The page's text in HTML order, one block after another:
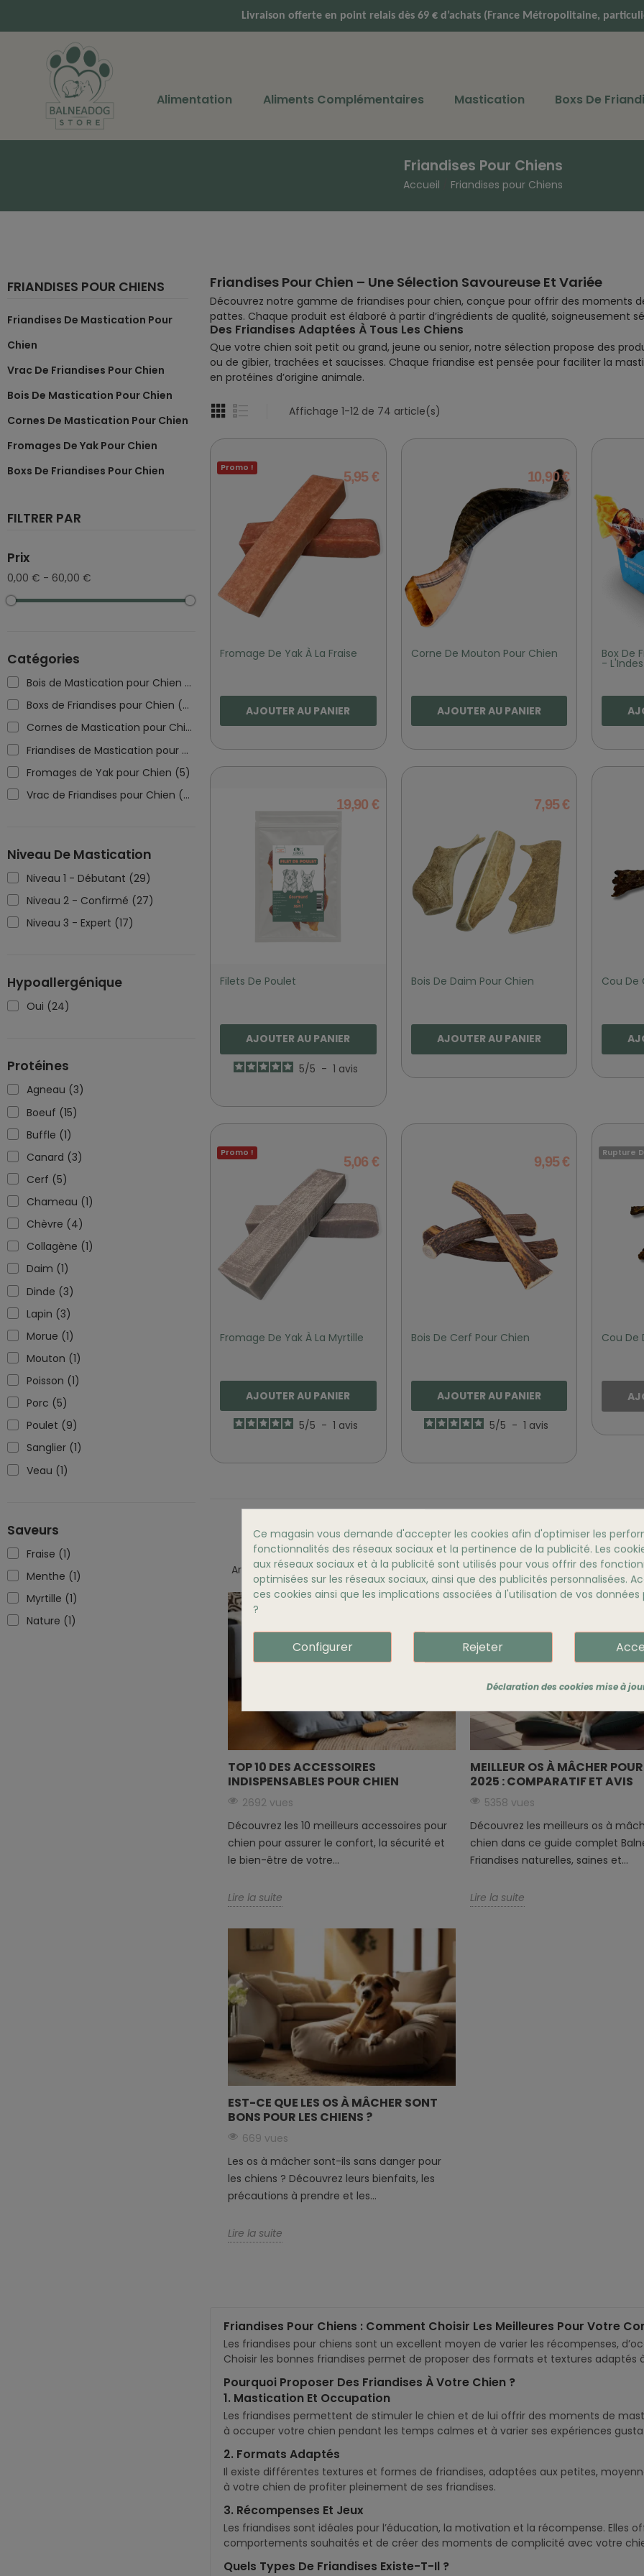
Livraison offerte en point relais dès 69 € d’achats (France Métropolitaine,
Alimentation Aliments Complémentaires Mastication Boxs De
Friandises Pour Chiens
Accueil Friandises pour Chiens
FRIANDISES POUR CHIENS
Friandises De Mastication Pour
Chien
Vrac De Friandises Pour Chien
Bois De Mastication Pour Chien
Cornes De Mastication Pour Chien
Fromages De Yak Pour Chien
Boxs De Friandises Pour Chien
FILTRER PAR
Prix
0,00 € - 60,00 €
Catégories
Bois de Mastication pour Chien
(7)
Boxs de Friandises pour Chien (6)
Cornes de Mastication pour Chien
Friandises de Mastication pour Chien
(20)
Fromages de Yak pour Chien (5)
Vrac de Friandises pour Chien (34)
Niveau De Mastication
Niveau 1 - Débutant (29)
Niveau 2 - Confirmé (27)
Niveau 3 - Expert (17)
Hypoallergénique
Oui (24)
Protéines
Agneau (3)
Boeuf (15)
Buffle (1)
Canard (3)
Cerf (5)
Chameau (1)
Chèvre (4)
Collagène (1)
Daim (1)
Dinde (3)
Lapin (3)
Morue (1)
Mouton (1)
Poisson (1)
Porc (5)
Poulet (9)
Sanglier (1)
Veau (1)
Saveurs
Fraise (1)
Menthe (1)
Myrtille (1)
Nature (1)
Friandises Pour Chien – Une Sélection Savoureuse Et Variée
Découvrez notre gamme de friandises pour chien, conçue pour offrir des moments
pattes. Chaque produit est élaboré à partir d’ingrédients de qualité, soigneusement
Des Friandises Adaptées À Tous Les Chiens
Que votre chien soit petit ou grand, jeune ou senior, notre sélection propose des
ou de gibier, trachées et saucisses. Chaque friandise est pensée pour faciliter la
en protéines d’origine animale.
Affichage 1-12 de 74 article(s)
Promo !
5,95 €
Fromage De Yak À La Fraise
AJOUTER AU PANIER
10,90 €
Corne De Mouton Pour Chien
AJOUTER AU PANIER
Box De
-
19,90 €
Filets De Poulet
AJOUTER AU PANIER
5/5 - 1 avis
7,95 €
Bois De Daim Pour Chien
AJOUTER AU PANIER
Cou De
Promo !
5,06 €
Fromage De Yak À La Myrtille
AJOUTER AU PANIER
5/5 - 1 avis
9,95 €
Bois De Cerf Pour Chien
AJOUTER AU PANIER
5/5 - 1 avis
Rupture
Cou De
1 2 3 … 7 
Articles Similaires
TOP 10 DES ACCESSOIRES
INDISPENSABLES POUR CHIEN
2692 vues
Découvrez les 10 meilleurs accessoires pour
chien pour assurer le confort, la sécurité et
le bien-être de votre...
Lire la suite
MEILLEUR OS À MÂCHER
2025 : COMPARATIF ET AVIS
5358 vues
Découvrez les meilleurs os à
chien dans ce guide complet
Friandises naturelles, saines et...
Lire la suite
EST-CE QUE LES OS À MÂCHER SONT
BONS POUR LES CHIENS ?
669 vues
Les os à mâcher sont-ils sans danger pour
les chiens ? Découvrez leurs bienfaits, les
précautions à prendre et les...
Lire la suite
Friandises Pour Chiens : Comment Choisir Les Meilleures Pour Votre
Les friandises pour chiens sont un excellent moyen de varier les récompenses,
Choisir les bonnes friandises permet de proposer des formats et textures adaptés
Pourquoi Proposer Des Friandises À Votre Chien ?
1. Mastication Et Occupation
Les friandises permettent de stimuler le chien et de lui offrir des moments de
à occuper votre chien pendant les temps calmes et à varier ses expériences
2. Formats Adaptés
Il existe différentes textures et formes de friandises, adaptées aux petites,
à votre chien de profiter pleinement de ses friandises.
3. Récompenses Et Jeux
Les friandises sont idéales pour l’éducation, la motivation et la récompense.
comportements souhaités et de créer des moments de complicité avec votre
Quels Types De Friandises Existe-T-Il ?
Ce magasin vous demande d'accepter les cookies afin d'optimiser les
fonctionnalités des réseaux sociaux et la pertinence de la publicité. Les
aux réseaux sociaux et à la publicité sont utilisés pour vous offrir des
optimisées sur les réseaux sociaux, ainsi que des publicités personnalisées.
ces cookies ainsi que les implications associées à l'utilisation de vos données
?
Configurer Rejeter
Déclaration des cookies mise à